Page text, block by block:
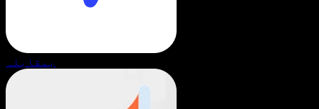
بمقابلہ